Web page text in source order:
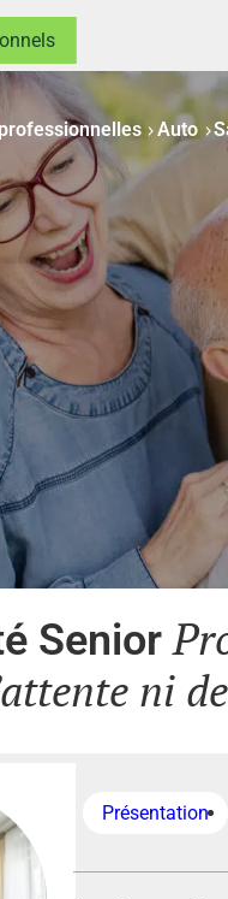
Auto
Senior
ni
Présentation